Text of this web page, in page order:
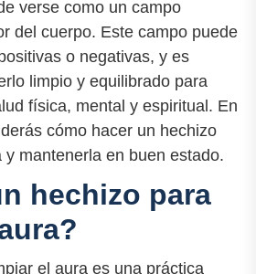
verse como un campo
del cuerpo. Este campo puede
o negativas, y es
limpio y equilibrado para
física, mental y espiritual. En
cómo hacer un hechizo
y mantenerla en buen estado.
hechizo para
el aura es una práctica